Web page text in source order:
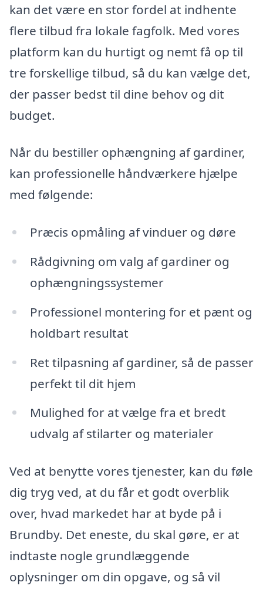
kan det være en stor fordel at indhente
flere tilbud fra lokale fagfolk. Med vores
platform kan du hurtigt og nemt få op til
tre forskellige tilbud, så du kan vælge det,
der passer bedst til dine behov og dit
budget.
Når du bestiller ophængning af gardiner,
kan professionelle håndværkere hjælpe
med følgende:
Præcis opmåling af vinduer og døre
Rådgivning om valg af gardiner og
ophængningssystemer
Professionel montering for et pænt og
holdbart resultat
Ret tilpasning af gardiner, så de passer
perfekt til dit hjem
Mulighed for at vælge fra et bredt
udvalg af stilarter og materialer
Ved at benytte vores tjenester, kan du føle
dig tryg ved, at du får et godt overblik
over, hvad markedet har at byde på i
Brundby. Det eneste, du skal gøre, er at
indtaste nogle grundlæggende
oplysninger om din opgave, og så vil